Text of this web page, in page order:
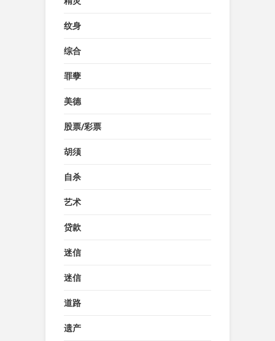
纹身
综合
罪孽
美德
股票/彩票
胡须
自杀
艺术
贷款
迷信
迷信
道路
遗产